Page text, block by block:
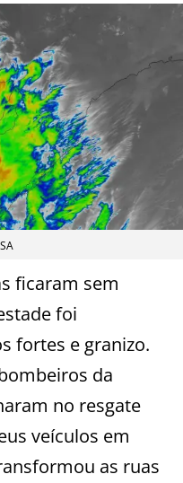
ficaram sem
foi
fortes e granizo.
da
no resgate
veículos em
as ruas